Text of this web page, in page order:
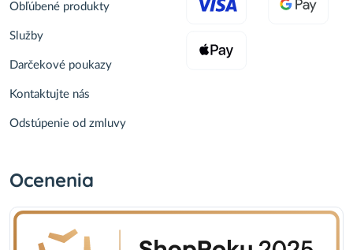
Obľúbené produkty
Služby
Darčekové poukazy
Kontaktujte nás
Odstúpenie od zmluvy
Ocenenia